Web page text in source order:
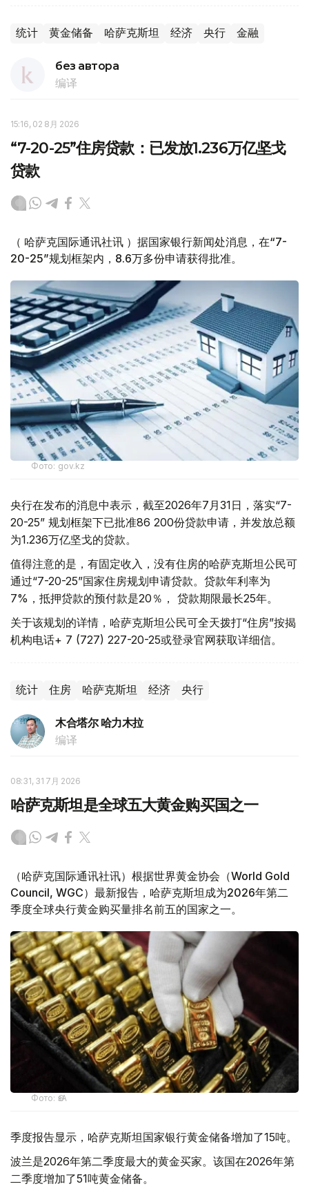
统计 黄金储备 哈萨克斯坦 经济 央行 金融
без автора
编译
15:16, 02 8月 2026
“7-20-25”住房贷款：已发放1.236万亿坚戈
贷款
（ 哈萨克国际通讯社讯 ）据国家银行新闻处消息，在“7-
20-25”规划框架内，8.6万多份申请获得批准。
Фото: gov.kz
央行在发布的消息中表示，截至2026年7月31日，落实“7-
20-25” 规划框架下已批准86 200份贷款申请，并发放总额
为1.236万亿坚戈的贷款。
值得注意的是，有固定收入，没有住房的哈萨克斯坦公民可
通过“7-20-25”国家住房规划申请贷款。贷款年利率为
7%，抵押贷款的预付款是20％， 贷款期限最长25年。
关于该规划的详情，哈萨克斯坦公民可全天拨打“住房”按揭
机构电话+ 7 (727) 227-20-25或登录官网获取详细信。
统计 住房 哈萨克斯坦 经济 央行
木合塔尔 哈力木拉
编译
08:31, 31 7月 2026
哈萨克斯坦是全球五大黄金购买国之一
（哈萨克国际通讯社讯）根据世界黄金协会（World Gold
Council, WGC）最新报告，哈萨克斯坦成为2026年第二
季度全球央行黄金购买量排名前五的国家之一。
Фото: ӨзА
季度报告显示，哈萨克斯坦国家银行黄金储备增加了15吨。
波兰是2026年第二季度最大的黄金买家。该国在2026年第
二季度增加了51吨黄金储备。